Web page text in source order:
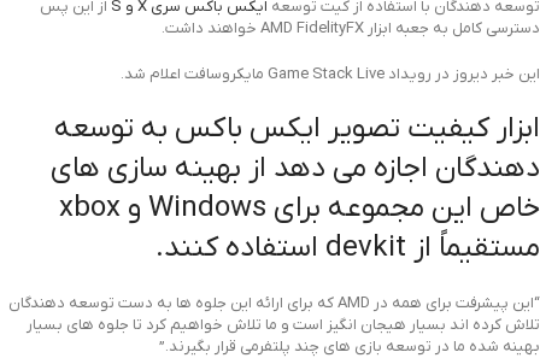
توسعه دهندگان با استفاده از کیت توسعه ایکس باکس سری X و S
از این پس
دسترسی کامل به جعبه ابزار AMD FidelityFX خواهند داشت.
این خبر دیروز در رویداد Game Stack Live مایکروسافت اعلام شد.
ابزار کیفیت تصویر ایکس باکس به توسعه
دهندگان اجازه می دهد از بهینه سازی های
خاص این مجموعه برای Windows و xbox
مستقیماً از devkit استفاده کنند.
“این پیشرفت برای همه در AMD که برای ارائه این جلوه ها به دست توسعه دهندگان
تلاش کرده اند بسیار هیجان انگیز است و ما تلاش خواهیم کرد تا جلوه های بسیار
بهینه شده ما در توسعه بازی های چند پلتفرمی قرار بگیرند.”